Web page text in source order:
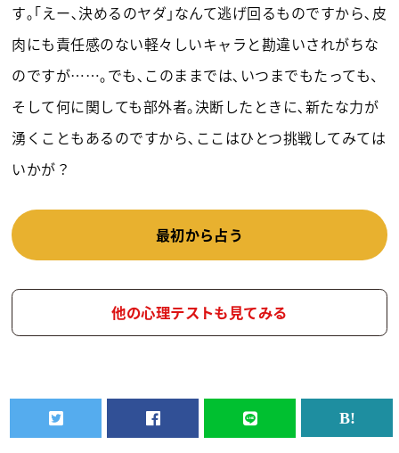
す｡｢えー､決めるのヤダ｣なんて逃げ回るものですから､皮
肉にも責任感のない軽々しいキャラと勘違いされがちな
のですが……｡でも､このままでは､いつまでもたっても、
そして何に関しても部外者｡決断したときに､新たな力が
湧くこともあるのですから､ここはひとつ挑戦してみては
いかが？
最初から占う
他の心理テストも見てみる